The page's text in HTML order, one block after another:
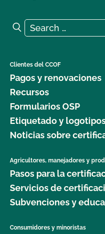
Search for:
Search
Clientes del CCOF
Pagos y renovaciones
Recursos
Formularios OSP
Etiquetado y
Noticias sobre
Agricultores, manejadores y
Pasos para la
Servicios de
Subvenciones y
Consumidores y minoristas